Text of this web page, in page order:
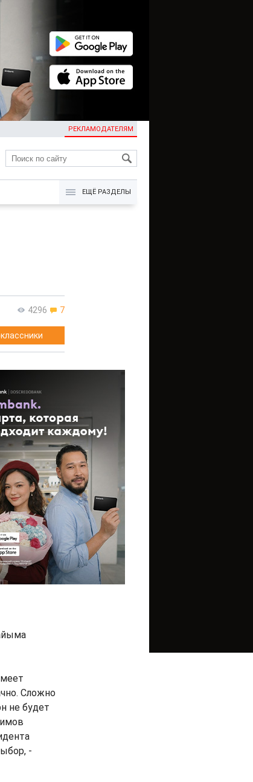
РЕКЛАМОДАТЕЛЯМ
KG
ЕЩЁ РАЗДЕЛЫ
4296 7
Сложно
не будет
-